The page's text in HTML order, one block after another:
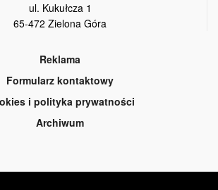
ul. Kukułcza 1
65-472 Zielona Góra
Reklama
Formularz kontaktowy
i polityka prywatności
Archiwum